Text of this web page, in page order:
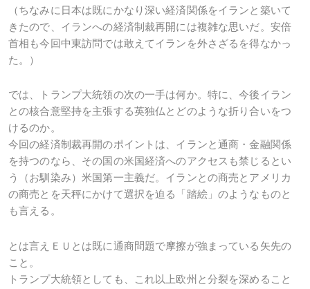
（ちなみに日本は既にかなり深い経済関係をイランと築いて
きたので、イランへの経済制裁再開には複雑な思いだ。安倍
首相も今回中東訪問では敢えてイランを外さざるを得なかっ
た。）
では、トランプ大統領の次の一手は何か。特に、今後イラン
との核合意堅持を主張する英独仏とどのような折り合いをつ
けるのか。
今回の経済制裁再開のポイントは、イランと通商・金融関係
を持つのなら、その国の米国経済へのアクセスも禁じるとい
う（お馴染み）米国第一主義だ。イランとの商売とアメリカ
の商売とを天秤にかけて選択を迫る「踏絵」のようなものと
も言える。
とは言えＥＵとは既に通商問題で摩擦が強まっている矢先の
こと。
トランプ大統領としても、これ以上欧州と分裂を深めること